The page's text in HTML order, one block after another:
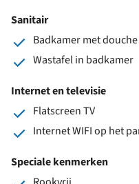
Sanitair
Badkamer met
Wastafel in badkamer
Internet en televisie
Flatscreen TV
Internet WIFI op het
Speciale kenmerken